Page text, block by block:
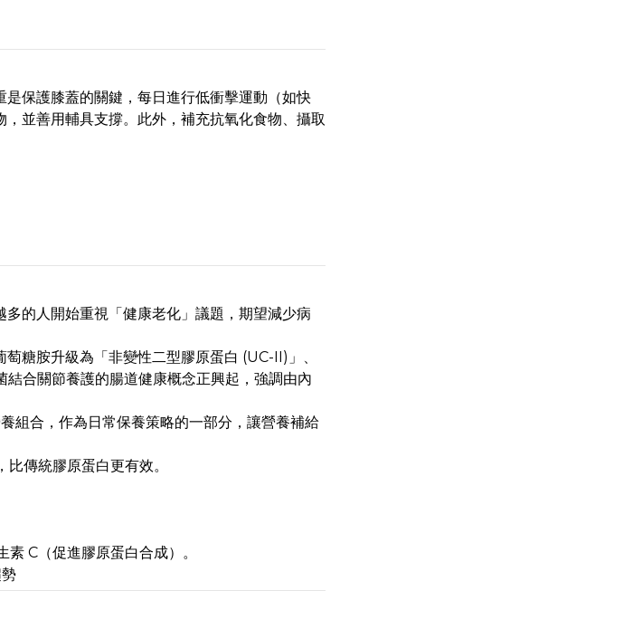
保護膝蓋的關鍵，每日進行低衝擊運動（如快
並善用輔具支撐。此外，補充抗氧化食物、攝取
的人開始重視「健康老化」議題，期望減少病
糖胺升級為「非變性二型膠原蛋白 (UC-II)」、
合關節養護的腸道健康概念正興起，強調由內
組合，作為日常保養策略的一部分，讓營養補給
傳統膠原蛋白更有效。
C（促進膠原蛋白合成）。